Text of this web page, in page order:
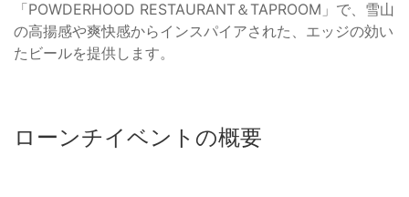
「POWDERHOOD RESTAURANT＆TAPROOM」で、雪山
の高揚感や爽快感からインスパイアされた、エッジの効い
たビールを提供します。
ローンチイベントの概要